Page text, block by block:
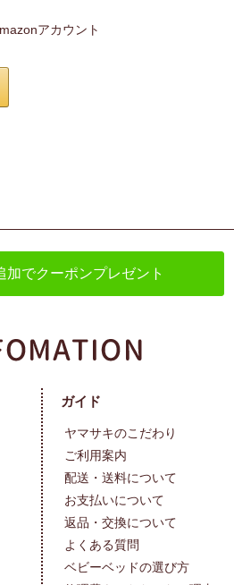
アカウント
加でクーポンプレゼント
ガイド
ヤマサキのこだわり
ご利用案内
配送・送料について
お支払いについて
返品・交換について
よくある質問
ベビーベッドの選び方